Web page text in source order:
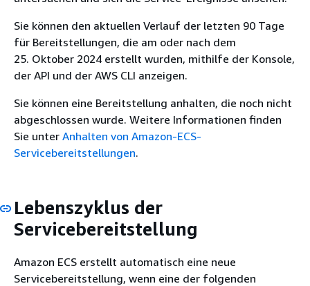
Sie können den aktuellen Verlauf der letzten 90 Tage
für Bereitstellungen, die am oder nach dem
25. Oktober 2024 erstellt wurden, mithilfe der Konsole,
der API und der AWS CLI anzeigen.
Sie können eine Bereitstellung anhalten, die noch nicht
abgeschlossen wurde. Weitere Informationen finden
Sie unter Anhalten von Amazon-ECS-
Servicebereitstellungen.
Lebenszyklus der
Servicebereitstellung
Amazon ECS erstellt automatisch eine neue
Servicebereitstellung, wenn eine der folgenden